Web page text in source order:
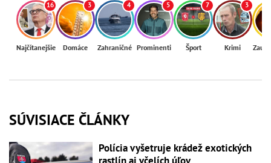
16
Najčítanejšie
3
Domáce
4
Zahraničné
5
Prominenti
7
Šport
3
Krimi
SÚVISIACE ČLÁNKY
Polícia vyšetruje krádež exotických